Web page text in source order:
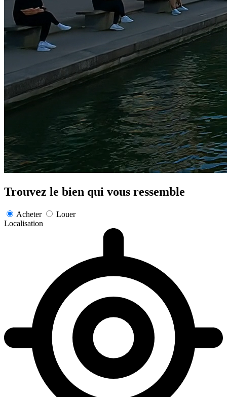
Trouvez le bien qui vous ressemble
Acheter
Louer
Localisation